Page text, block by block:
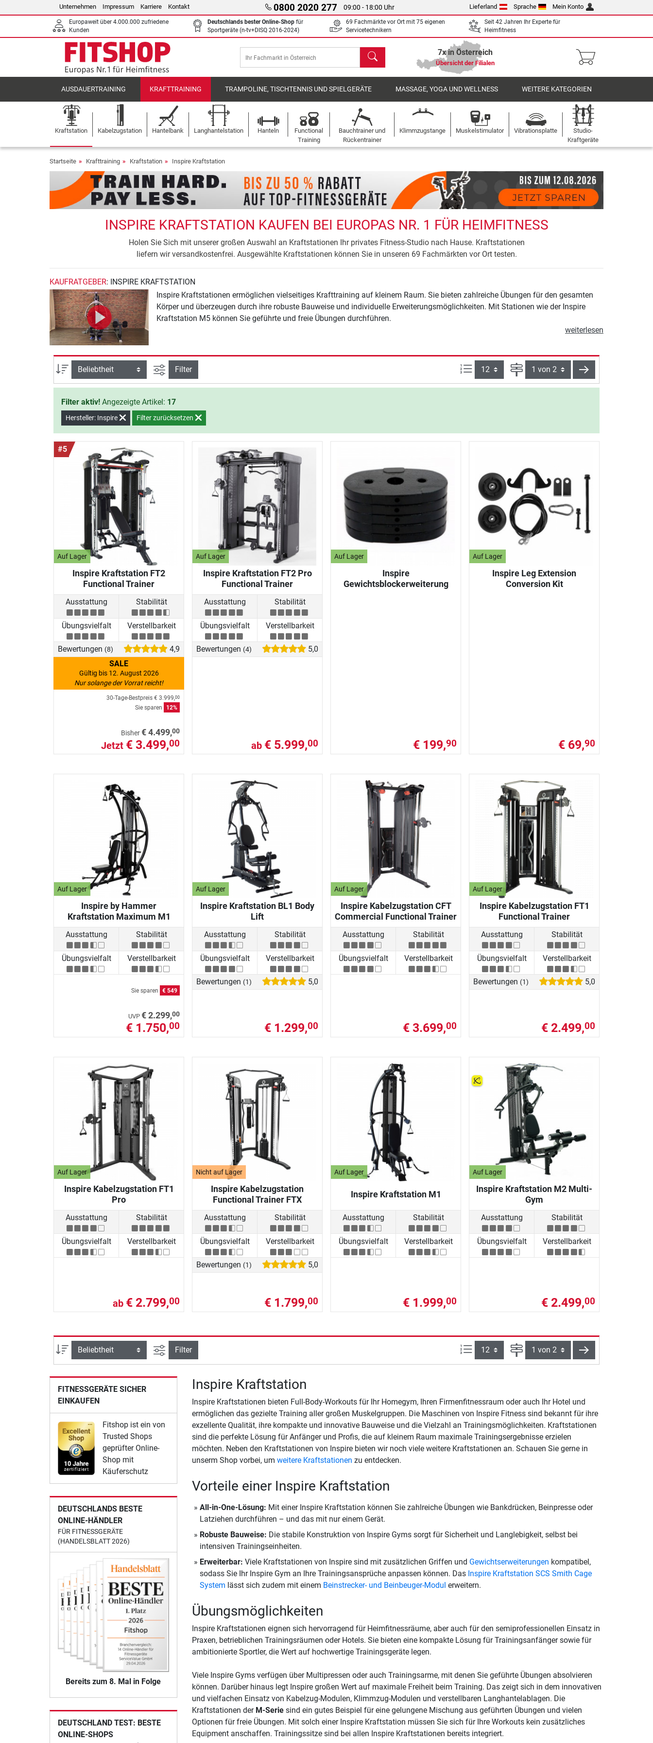
Unternehmen Impressum Karriere Kontakt 0800 2020 277 09:00 - 18:00 Uhr Lieferland Sprache Mein Konto
Europaweit über 4.000.000 zufriedene
Kunden
Deutschlands bester Online-Shop für
Sportgeräte (n-tv+DISQ 2016-2024)
69 Fachmärkte vor Ort mit 75 eigenen
Servicetechnikern
Seit 42 Jahren Ihr Experte für
Heimfitness
Suchen 7x in Österreich
Übersicht der Filialen
AUSDAUERTRAINING KRAFTTRAINING TRAMPOLINE, TISCHTENNIS UND SPIELGERÄTE MASSAGE, YOGA UND WELLNESS WEITERE KATEGORIEN
Kraftstation Kabelzugstation Hantelbank Langhantelstation Hanteln
Functional
Training
Bauchtrainer und
Rückentrainer
Klimmzugstange Muskelstimulator Vibrationsplatte
Studio-
Kraftgeräte
Startseite Krafttraining Kraftstation Inspire Kraftstation
INSPIRE KRAFTSTATION KAUFEN BEI EUROPAS NR. 1 FÜR HEIMFITNESS
Holen Sie Sich mit unserer großen Auswahl an Kraftstationen Ihr privates Fitness-Studio nach Hause. Kraftstationen
liefern wir versandkostenfrei. Ausgewählte Kraftstationen können Sie in unseren 69 Fachmärkten vor Ort testen.
KAUFRATGEBER: INSPIRE KRAFTSTATION
Inspire Kraftstationen ermöglichen vielseitiges Krafttraining auf kleinem Raum. Sie bieten zahlreiche Übungen für den gesamten
Körper und überzeugen durch ihre robuste Bauweise und individuelle Erweiterungsmöglichkeiten. Mit Stationen wie der Inspire
Kraftstation M5 können Sie geführte und freie Übungen durchführen.
weiterlesen
Sortierung Ansicht filtern
Filter Artikel pro Seite: Seite weiter
Filter aktiv! Angezeigte Artikel: 17
Hersteller: Inspire Filter zurücksetzen
#5
Auf Lager
Inspire Kraftstation FT2
Functional Trainer
Ausstattung Stabilität
Übungsvielfalt Verstellbarkeit
Bewertungen (8)
4,9
SALE
Gültig bis 12. August 2026
Nur solange der Vorrat reicht!
30-Tage-Bestpreis € 3.999,00
Sie sparen 12%
Bisher€ 4.499,00
Jetzt € 3.499,00
Auf Lager
Inspire Kraftstation FT2 Pro
Functional Trainer
Ausstattung Stabilität
Übungsvielfalt Verstellbarkeit
Bewertungen (4) 5,0
ab € 5.999,00
Auf Lager
Inspire
Gewichtsblockerweiterung
€ 199,90
Auf Lager
Inspire Leg Extension
Conversion Kit
€ 69,90
Auf Lager
Inspire by Hammer
Kraftstation Maximum M1
Ausstattung Stabilität
Übungsvielfalt Verstellbarkeit
Sie sparen € 549
UVP € 2.299,00
€ 1.750,00
Auf Lager
Inspire Kraftstation BL1 Body
Lift
Ausstattung Stabilität
Übungsvielfalt Verstellbarkeit
Bewertungen (1) 5,0
€ 1.299,00
Auf Lager
Inspire Kabelzugstation CFT
Commercial Functional Trainer
Ausstattung Stabilität
Übungsvielfalt Verstellbarkeit
€ 3.699,00
Auf Lager
Inspire Kabelzugstation FT1
Functional Trainer
Ausstattung Stabilität
Übungsvielfalt Verstellbarkeit
Bewertungen (1) 5,0
€ 2.499,00
Auf Lager
Inspire Kabelzugstation FT1
Pro
Ausstattung Stabilität
Übungsvielfalt Verstellbarkeit
ab € 2.799,00
Nicht auf Lager
Inspire Kabelzugstation
Functional Trainer FTX
Ausstattung Stabilität
Übungsvielfalt Verstellbarkeit
Bewertungen (1) 5,0
€ 1.799,00
Auf Lager
Inspire Kraftstation M1
Ausstattung Stabilität
Übungsvielfalt Verstellbarkeit
€ 1.999,00
Auf Lager
Inspire Kraftstation M2 Multi-
Gym
Ausstattung Stabilität
Übungsvielfalt Verstellbarkeit
€ 2.499,00
Sortierung Ansicht filtern
Filter Artikel pro Seite: Seite weiter
FITNESSGERÄTE SICHER
EINKAUFEN
Fitshop ist ein von
Trusted Shops
geprüfter Online-
Shop mit
Käuferschutz
DEUTSCHLANDS BESTE
ONLINE-HÄNDLER
FÜR FITNESSGERÄTE
(HANDELSBLATT 2026)
Bereits zum 8. Mal in Folge
DEUTSCHLAND TEST: BESTE
ONLINE-SHOPS
Inspire Kraftstation
Inspire Kraftstationen bieten Full-Body-Workouts für Ihr Homegym, Ihren Firmenfitnessraum oder auch Ihr Hotel und
ermöglichen das gezielte Training aller großen Muskelgruppen. Die Maschinen von Inspire Fitness sind bekannt für ihre
exzellente Qualität, ihre kompakte und innovative Bauweise und die Vielzahl an Trainingsmöglichkeiten. Kraftstationen
sind die perfekte Lösung für Anfänger und Profis, die auf kleinem Raum maximale Trainingsergebnisse erzielen
möchten. Neben den Kraftstationen von Inspire bieten wir noch viele weitere Kraftstationen an. Schauen Sie gerne in
unserm Shop vorbei, um weitere Kraftstationen zu entdecken.
Vorteile einer Inspire Kraftstation
All-in-One-Lösung: Mit einer Inspire Kraftstation können Sie zahlreiche Übungen wie Bankdrücken, Beinpresse oder
Latziehen durchführen – und das mit nur einem Gerät.
Robuste Bauweise: Die stabile Konstruktion von Inspire Gyms sorgt für Sicherheit und Langlebigkeit, selbst bei
intensiven Trainingseinheiten.
Erweiterbar: Viele Kraftstationen von Inspire sind mit zusätzlichen Griffen und Gewichtserweiterungen kompatibel,
sodass Sie Ihr Inspire Gym an Ihre Trainingsansprüche anpassen können. Das Inspire Kraftstation SCS Smith Cage
System lässt sich zudem mit einem Beinstrecker- und Beinbeuger-Modul erweitern.
Übungsmöglichkeiten
Inspire Kraftstationen eignen sich hervorragend für Heimfitnessräume, aber auch für den semiprofessionellen Einsatz in
Praxen, betrieblichen Trainingsräumen oder Hotels. Sie bieten eine kompakte Lösung für Trainingsanfänger sowie für
ambitionierte Sportler, die Wert auf hochwertige Trainingsgeräte legen.
Viele Inspire Gyms verfügen über Multipressen oder auch Trainingsarme, mit denen Sie geführte Übungen absolvieren
können. Darüber hinaus legt Inspire großen Wert auf maximale Freiheit beim Training. Das zeigt sich in dem innovativen
und vielfachen Einsatz von Kabelzug-Modulen, Klimmzug-Modulen und verstellbaren Langhantelablagen. Die
Kraftstationen der M-Seriesind ein gutes Beispiel für eine gelungene Mischung aus geführten Übungen und vielen
Optionen für freie Übungen. Mit solch einer Inspire Kraftstation müssen Sie sich für Ihre Workouts kein zusätzliches
Equipment anschaffen. Trainingssitze sind bei allen Inspire Kraftstationen bereits integriert.